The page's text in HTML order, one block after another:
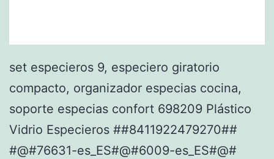
set especieros 9, especiero giratorio
compacto, organizador especias cocina,
soporte especias confort 698209 Plástico
Vidrio Especieros ##8411922479270##
#@#76631-es_ES#@#6009-es_ES#@#